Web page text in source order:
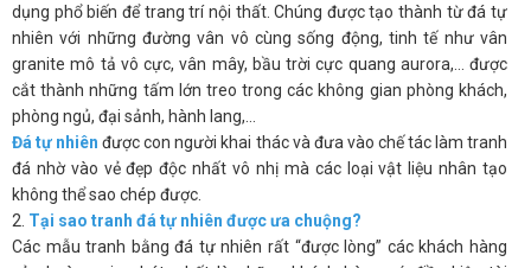
dụng phổ biến để trang trí nội thất. Chúng được tạo thành từ đá tự
nhiên với những đường vân vô cùng sống động, tinh tế như vân
granite mô tả vô cực, vân mây, bầu trời cực quang aurora,… được
cắt thành những tấm lớn treo trong các không gian phòng khách,
phòng ngủ, đại sảnh, hành lang,…
Đá tự nhiên được con người khai thác và đưa vào chế tác làm tranh
đá nhờ vào vẻ đẹp độc nhất vô nhị mà các loại vật liệu nhân tạo
không thể sao chép được.
2. Tại sao tranh đá tự nhiên được ưa chuộng?
Các mẫu tranh bằng đá tự nhiên rất “được lòng” các khách hàng